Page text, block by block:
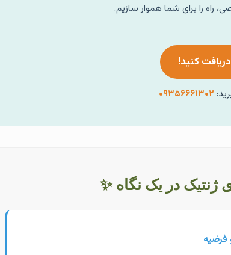
راه را برای شما هموار سازیم.
کنید!
۰۹۳۵۶۶۶۱۳۰۲
ژنتیک در یک نگاه ✨